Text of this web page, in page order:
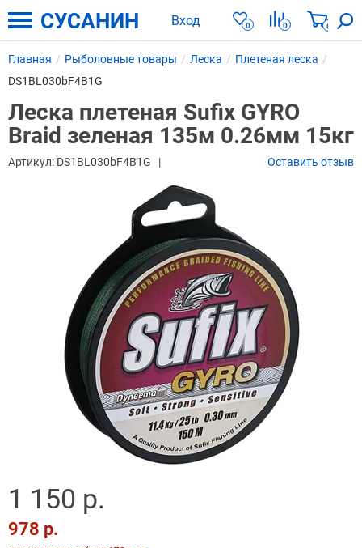
Вход 0 0 0
СУСАНИН
Главная Рыболовные товары Леска
Плетеная леска
DS1BL030bF4B1G
Леска плетеная Sufix GYRO
Braid зеленая 135м 0.26мм 15кг
Артикул: DS1BL030bF4B1G Оставить отзыв
1 150 р.
978 р.